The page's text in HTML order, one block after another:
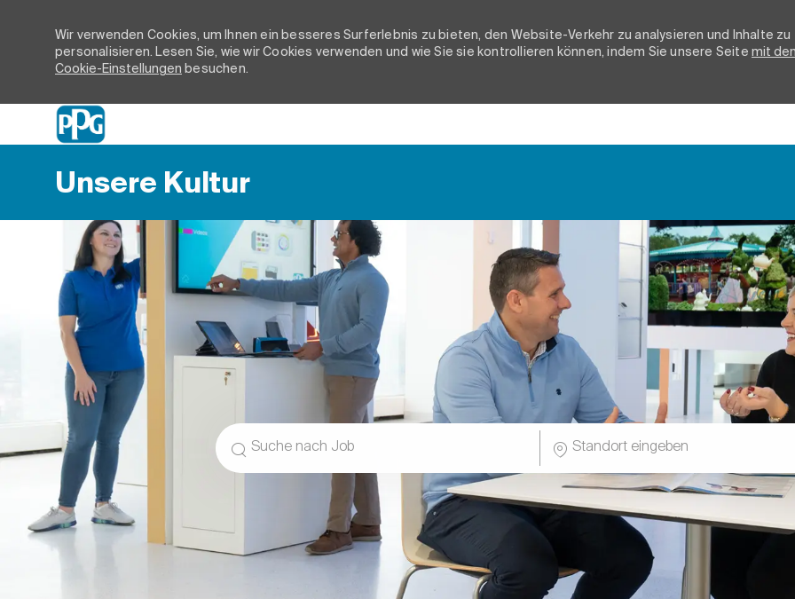
Wir verwenden Cookies, um Ihnen ein besseres Surferlebnis zu bieten, den Website-Verkehr zu analysieren und Inhalte zu
personalisieren. Lesen Sie, wie wir Cookies verwenden und wie Sie sie kontrollieren können, indem Sie unsere Seitemit
Cookie-Einstellungen besuchen.
Unsere Kultur
Suche nach Berufsbezeichnung Standort eingeben